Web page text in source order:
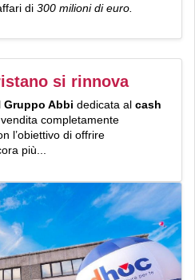
di 300 milioni di euro.
si rinnova
Gruppo Abbi dedicata al cash
completamente
l’obiettivo di offrire
più...